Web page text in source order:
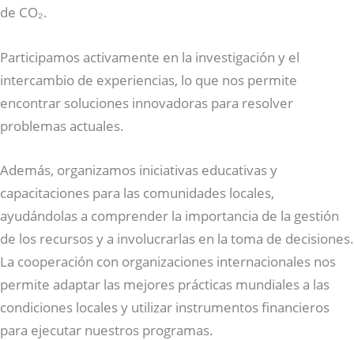
de CO₂.
Participamos activamente en la investigación y el
intercambio de experiencias, lo que nos permite
encontrar soluciones innovadoras para resolver
problemas actuales.
Además, organizamos iniciativas educativas y
capacitaciones para las comunidades locales,
ayudándolas a comprender la importancia de la gestión
de los recursos y a involucrarlas en la toma de decisiones.
La cooperación con organizaciones internacionales nos
permite adaptar las mejores prácticas mundiales a las
condiciones locales y utilizar instrumentos financieros
para ejecutar nuestros programas.